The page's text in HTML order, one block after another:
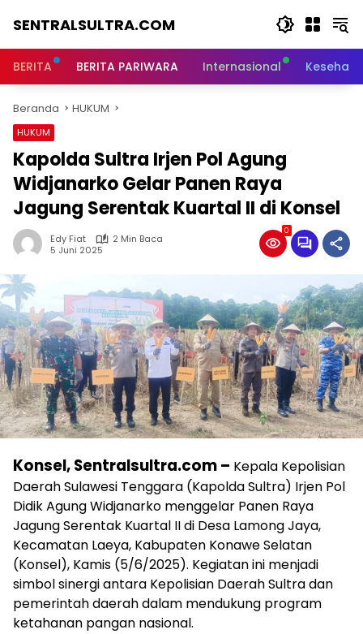
SENTRALSULTRA.COM
BERITA BERITA PARIWARA Internasional
Beranda HUKUM
HUKUM
Kapolda Sultra Irjen Pol Agung
Widjanarko Gelar Panen Raya
Jagung Serentak Kuartal II di Konsel
Edy Fiat
2 Min Baca
5 Juni 2025
0
Konsel, Sentralsultra.com – Kepala Kepolisian
Daerah Sulawesi Tenggara (Kapolda Sultra) Irjen Pol
Didik Agung Widjanarko menggelar Panen Raya
Jagung Serentak Kuartal II di Desa Lamong Jaya,
Kecamatan Laeya, Kabupaten Konawe Selatan
(Konsel), Kamis (5/6/2025). Kegiatan ini menjadi
simbol sinergi antara Kepolisian Daerah Sultra dan
pemerintah daerah dalam mendukung program
ketahanan pangan nasional.